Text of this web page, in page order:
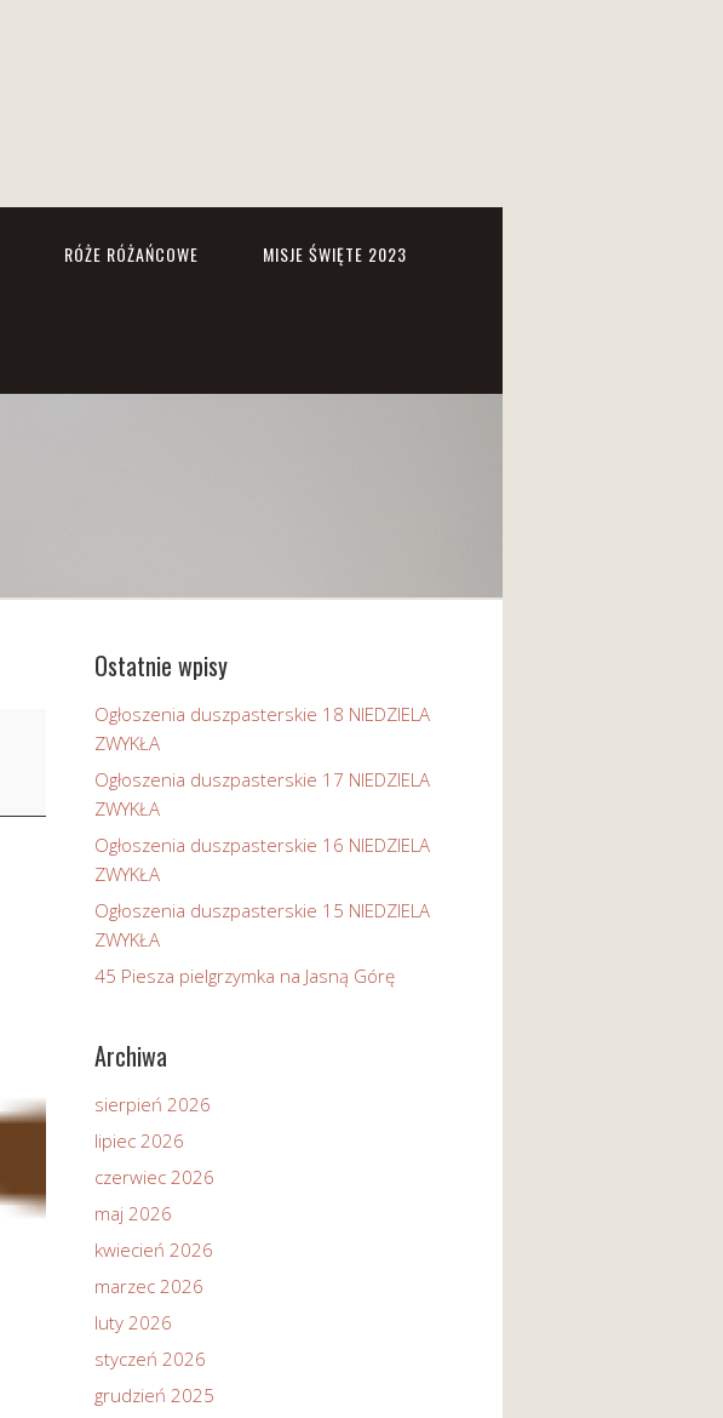
RÓŻE RÓŻAŃCOWE MISJE ŚWIĘTE 2023
Ostatnie wpisy
Ogłoszenia duszpasterskie 18 NIEDZIELA
ZWYKŁA
Ogłoszenia duszpasterskie 17 NIEDZIELA
ZWYKŁA
Ogłoszenia duszpasterskie 16 NIEDZIELA
ZWYKŁA
Ogłoszenia duszpasterskie 15 NIEDZIELA
ZWYKŁA
45 Piesza pielgrzymka na Jasną Górę
Archiwa
sierpień 2026
lipiec 2026
czerwiec 2026
maj 2026
kwiecień 2026
marzec 2026
luty 2026
styczeń 2026
grudzień 2025